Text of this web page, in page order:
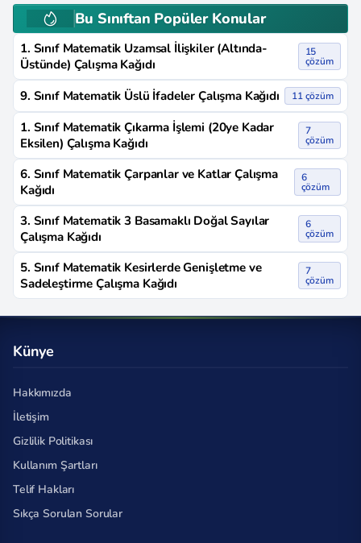
Bu Sınıftan Popüler Konular
1. Sınıf Matematik Uzamsal İlişkiler (Altında-
Üstünde) Çalışma Kağıdı
15
çözüm
9. Sınıf Matematik Üslü İfadeler Çalışma Kağıdı 11 çözüm
1. Sınıf Matematik Çıkarma İşlemi (20ye Kadar
Eksilen) Çalışma Kağıdı
7
çözüm
6. Sınıf Matematik Çarpanlar ve Katlar Çalışma
Kağıdı
6
çözüm
3. Sınıf Matematik 3 Basamaklı Doğal Sayılar
Çalışma Kağıdı
6
çözüm
5. Sınıf Matematik Kesirlerde Genişletme ve
Sadeleştirme Çalışma Kağıdı
7
çözüm
Künye
Hakkımızda
İletişim
Gizlilik Politikası
Kullanım Şartları
Telif Hakları
Sıkça Sorulan Sorular